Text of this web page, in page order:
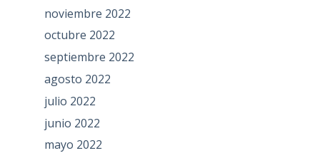
noviembre 2022
octubre 2022
septiembre 2022
agosto 2022
julio 2022
junio 2022
mayo 2022